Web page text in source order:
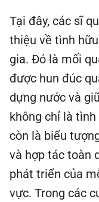
Tại đây, các sĩ
thiệu về tình
gia. Đó là mối
được hun đúc
dựng nước và
không chỉ là
còn là biểu
và hợp tác toàn
phát triển của
vực. Trong các